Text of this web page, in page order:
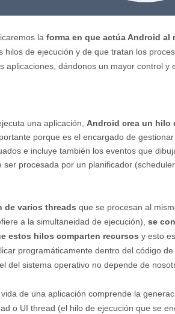
la forma en que actúa Android al
hilos de ejecución y de que tratan los
aplicaciones, dándonos un mayor control
una aplicación, Android crea un hilo
porque es el encargado de
e incluye también los eventos que
ser procesada por un planificador
de varios threads que se procesan al
a la simultaneidad de ejecución), se
estos hilos comparten recursos y esto
programáticamente dentro del código
del sistema operativo no depende de
de una aplicación comprende la
o UI thread (el hilo de ejecución que se